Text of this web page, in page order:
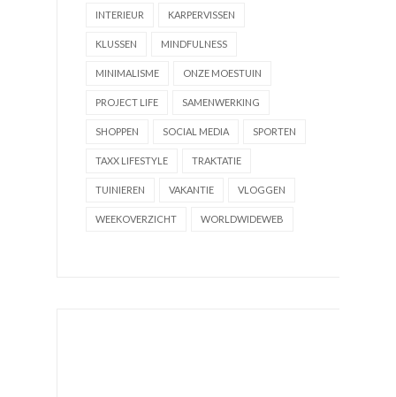
INTERIEUR KARPERVISSEN
KLUSSEN MINDFULNESS
MINIMALISME ONZE MOESTUIN
PROJECT LIFE SAMENWERKING
SHOPPEN SOCIAL MEDIA SPORTEN
TAXX LIFESTYLE TRAKTATIE
TUINIEREN VAKANTIE VLOGGEN
WEEKOVERZICHT WORLDWIDEWEB